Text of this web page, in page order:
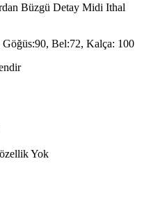
Büzgü Detay Midi Ithal
Bel:72, Kalça: 100
Yok